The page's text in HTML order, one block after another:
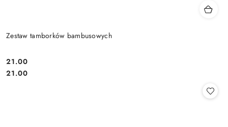
Zestaw tamborków bambusowych
Cena:
21.00
Cena:
21.00